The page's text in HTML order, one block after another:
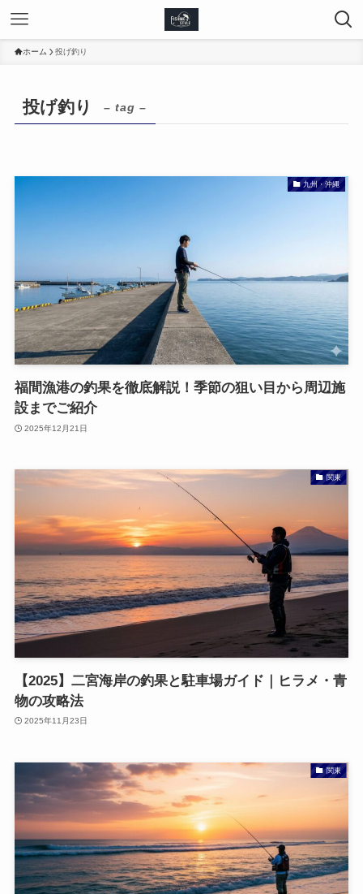
ホーム 投げ釣り
投げ釣り – tag –
九州・沖縄
福間漁港の釣果を徹底解説！季節の狙い目から周辺施
設までご紹介
2025年12月21日
関東
【2025】二宮海岸の釣果と駐車場ガイド｜ヒラメ・青
物の攻略法
2025年11月23日
関東